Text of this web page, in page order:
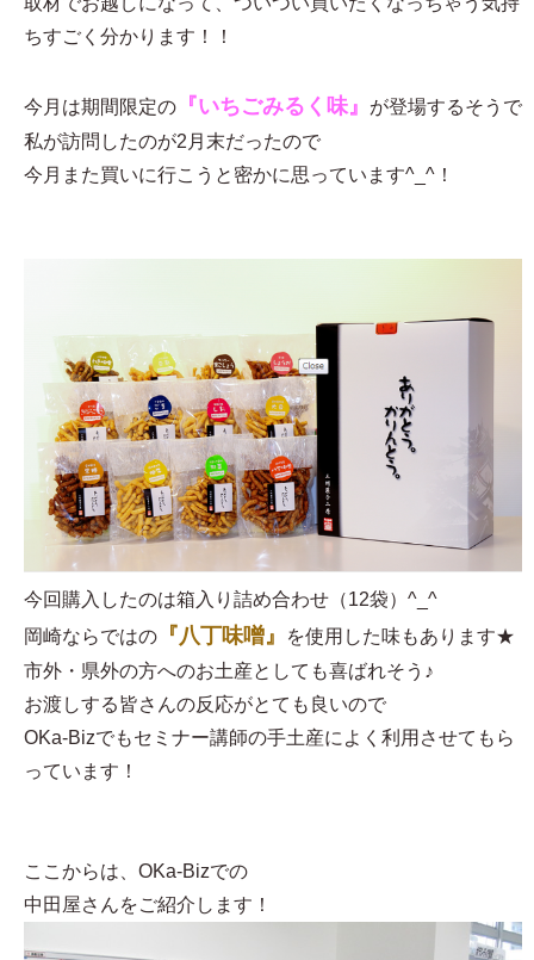
ちすごく分かります！！
今月は期間限定の 『いちごみるく味』
が登場するそうで
私が訪問したのが2月末だったので
今月また買いに行こうと密かに思っています^_^！
今回購入したのは箱入り詰め合わせ（12袋）^_^
岡崎ならではの 『八丁味噌』
を使用した味もあります★
市外・県外の方へのお土産としても喜ばれそう♪
お渡しする皆さんの反応がとても良いので
OKa-Bizでもセミナー講師の手土産によく利用させてもら
っています！
ここからは、OKa-Bizでの
中田屋さんをご紹介します！